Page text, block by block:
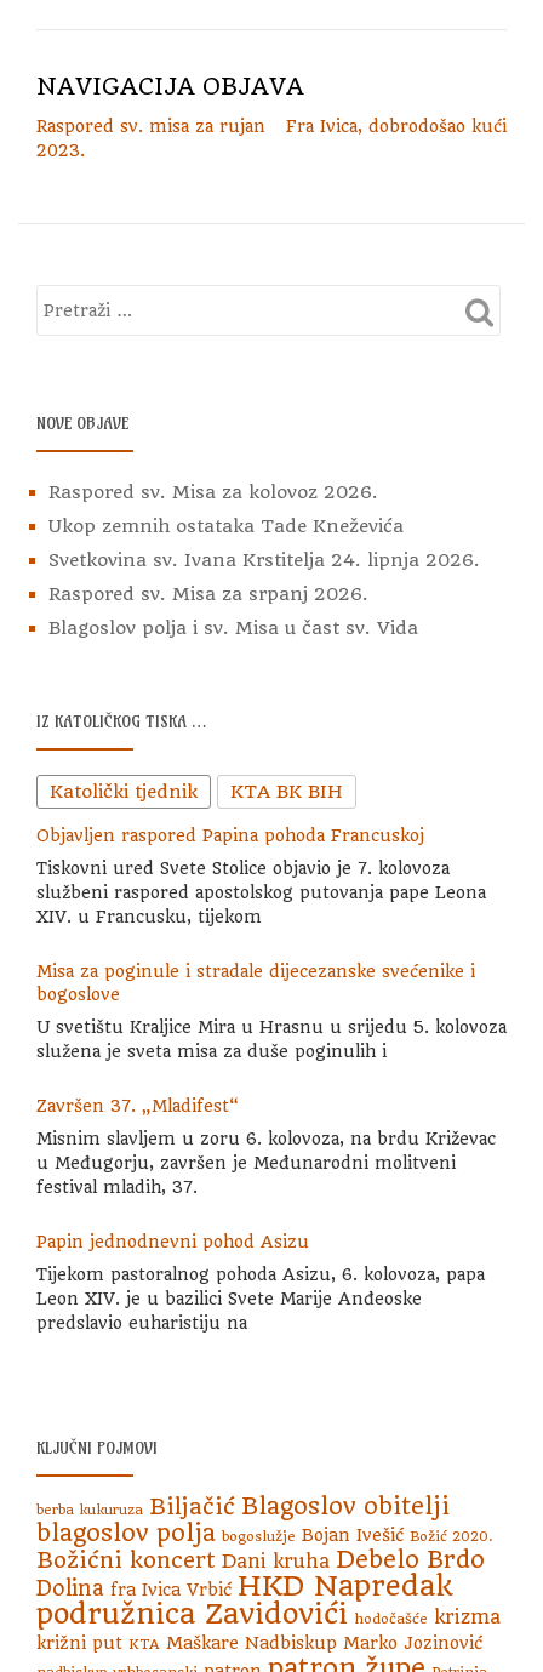
NAVIGACIJA OBJAVA
Raspored sv. misa za rujan
2023.
Fra Ivica, dobrodošao kući
NOVE OBJAVE
Raspored sv. Misa za kolovoz 2026.
Ukop zemnih ostataka Tade Kneževića
Svetkovina sv. Ivana Krstitelja 24. lipnja 2026.
Raspored sv. Misa za srpanj 2026.
Blagoslov polja i sv. Misa u čast sv. Vida
IZ KATOLIČKOG TISKA …
Katolički tjednik KTA BK BIH
Objavljen raspored Papina pohoda Francuskoj
Tiskovni ured Svete Stolice objavio je 7. kolovoza
službeni raspored apostolskog putovanja pape Leona
XIV. u Francusku, tijekom
Misa za poginule i stradale dijecezanske svećenike i
bogoslove
U svetištu Kraljice Mira u Hrasnu u srijedu 5. kolovoza
služena je sveta misa za duše poginulih i
Završen 37. „Mladifest“
Misnim slavljem u zoru 6. kolovoza, na brdu Križevac
u Međugorju, završen je Međunarodni molitveni
festival mladih, 37.
Papin jednodnevni pohod Asizu
Tijekom pastoralnog pohoda Asizu, 6. kolovoza, papa
Leon XIV. je u bazilici Svete Marije Anđeoske
predslavio euharistiju na
KLJUČNI POJMOVI
berba kukuruza Biljačić Blagoslov obitelji
blagoslov polja bogoslužje Bojan Ivešić Božić 2020.
Božićni koncert Dani kruha Debelo Brdo
Dolina fra Ivica Vrbić HKD Napredak
podružnica Zavidovići hodočašće krizma
križni put KTA Maškare Nadbiskup Marko Jozinović